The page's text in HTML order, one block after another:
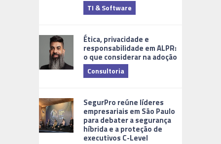
TI & Software
Ética, privacidade e
responsabilidade em ALPR:
o que considerar na adoção
Consultoria
SegurPro reúne líderes
empresariais em São Paulo
para debater a segurança
híbrida e a proteção de
executivos C-Level